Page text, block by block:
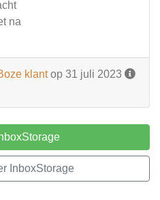
na
klantop 31 juli 2023
InboxStorage